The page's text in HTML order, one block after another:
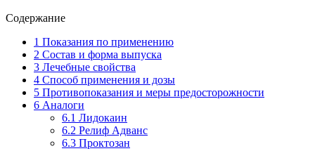
Содержание
1 Показания по применению
2 Состав и форма выпуска
3 Лечебные свойства
4 Способ применения и дозы
5 Противопоказания и меры предосторожности
6 Аналоги
6.1 Лидокаин
6.2 Релиф Адванс
6.3 Проктозан